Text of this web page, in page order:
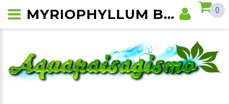
0
MYRIOPHYLLUM BRASILIENSE